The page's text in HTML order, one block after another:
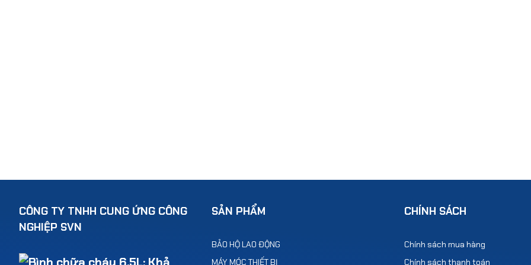
CÔNG TY TNHH CUNG ỨNG CÔNG
NGHIỆP SVN
SẢN PHẨM
BẢO HỘ LAO ĐỘNG
MÁY MÓC THIẾT BỊ
CHÍNH SÁCH
Chính sách mua hàng
Chính sách thanh toán